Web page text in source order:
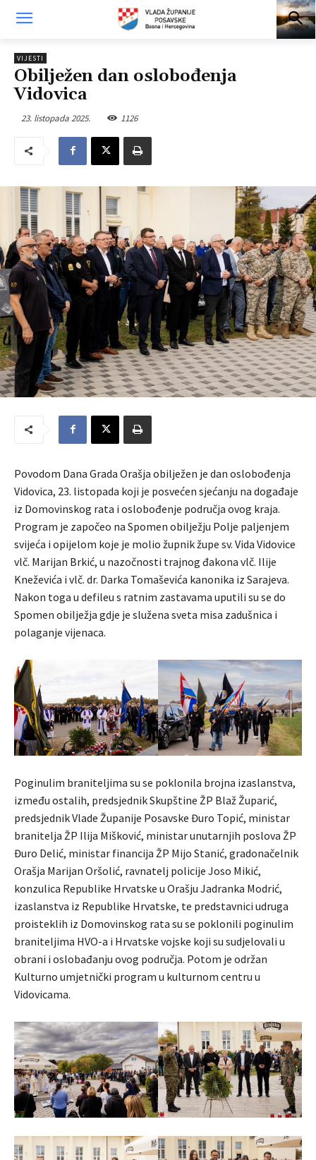
VIJESTI
Obilježen dan oslobođenja
Vidovica
23. listopada 2025. 1126
Povodom Dana Grada Orašja obilježen je dan oslobođenja
Vidovica, 23. listopada koji je posvećen sjećanju na događaje
iz Domovinskog rata i oslobođenje područja ovog kraja.
Program je započeo na Spomen obilježju Polje paljenjem
svijeća i opijelom koje je molio župnik župe sv. Vida Vidovice
vlč. Marijan Brkić, u nazočnosti trajnog đakona vlč. Ilije
Kneževića i vlč. dr. Darka Tomaševića kanonika iz Sarajeva.
Nakon toga u defileu s ratnim zastavama uputili su se do
Spomen obilježja gdje je služena sveta misa zadušnica i
polaganje vijenaca.
Poginulim braniteljima su se poklonila brojna izaslanstva,
između ostalih, predsjednik Skupštine ŽP Blaž Župarić,
predsjednik Vlade Županije Posavske Đuro Topić, ministar
branitelja ŽP Ilija Mišković, ministar unutarnjih poslova ŽP
Đuro Delić, ministar financija ŽP Mijo Stanić, gradonačelnik
Orašja Marijan Oršolić, ravnatelj policije Joso Mikić,
konzulica Republike Hrvatske u Orašju Jadranka Modrić,
izaslanstva iz Republike Hrvatske, te predstavnici udruga
proisteklih iz Domovinskog rata su se poklonili poginulim
braniteljima HVO-a i Hrvatske vojske koji su sudjelovali u
obrani i oslobađanju ovog područja. Potom je održan
Kulturno umjetnički program u kulturnom centru u
Vidovicama.